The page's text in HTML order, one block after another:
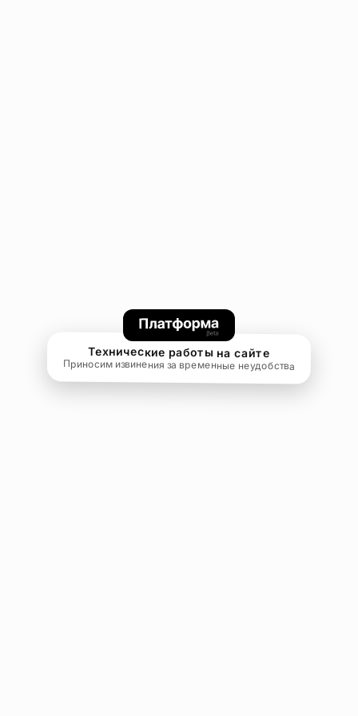
Технические работы на сайте
Приносим извинения за временные неудобства